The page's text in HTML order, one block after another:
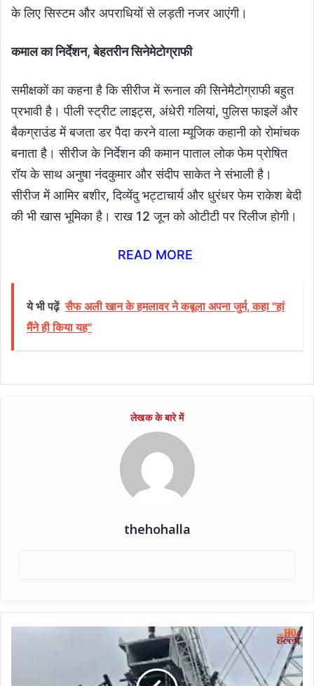
के लिए सिस्टम और अपराधियों से लड़ती नजर आएंगी।
कमाल का निर्देशन, बेहतरीन सिनेमेटोग्राफी
समीक्षकों का कहना है कि सीरीज में रूनाल की सिनेमैटोग्राफी बहुत
प्रभावी है। पीली स्ट्रीट लाइट्स, अंधेरी गलियां, पुलिस फाइलें और
बैकग्राउंड में बजता डर पैदा करने वाला म्यूजिक कहानी को रोमांचक
बनाता है। सीरीज के निर्देशन की कमान पाताल लोक फेम प्रोषित
रॉय के साथ अनुषा नंदकुमार और संदीप साकेत ने संभाली है।
सीरीज में आमिर बशीर, दिव्येंदु भट्टाचार्य और धुरंधर फेम राकेश बेदी
की भी खास भूमिका है। राख 12 जून को ओटीटी पर रिलीज होगी।
READ MORE
ये भी पढ़ें सैफ अली खान के हमलावर ने कबूला अपना जुर्म, कहा "हां
मैंने ही किया यह"
thehohalla